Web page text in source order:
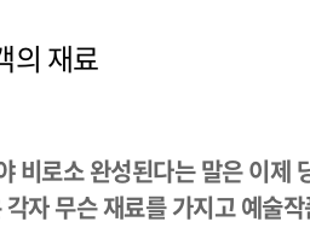
재료
비로소 완성된다는 말은 이
자 무슨 재료를 가지고 예술